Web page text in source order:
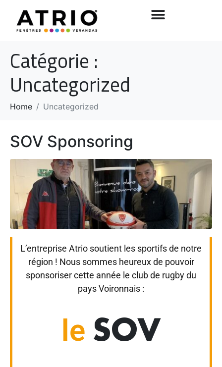
Catégorie :
Uncategorized
Home Uncategorized
SOV Sponsoring
L’entreprise Atrio soutient les sportifs de notre
région ! Nous sommes heureux de pouvoir
sponsoriser cette année le club de rugby du
pays Voironnais :
le SOV